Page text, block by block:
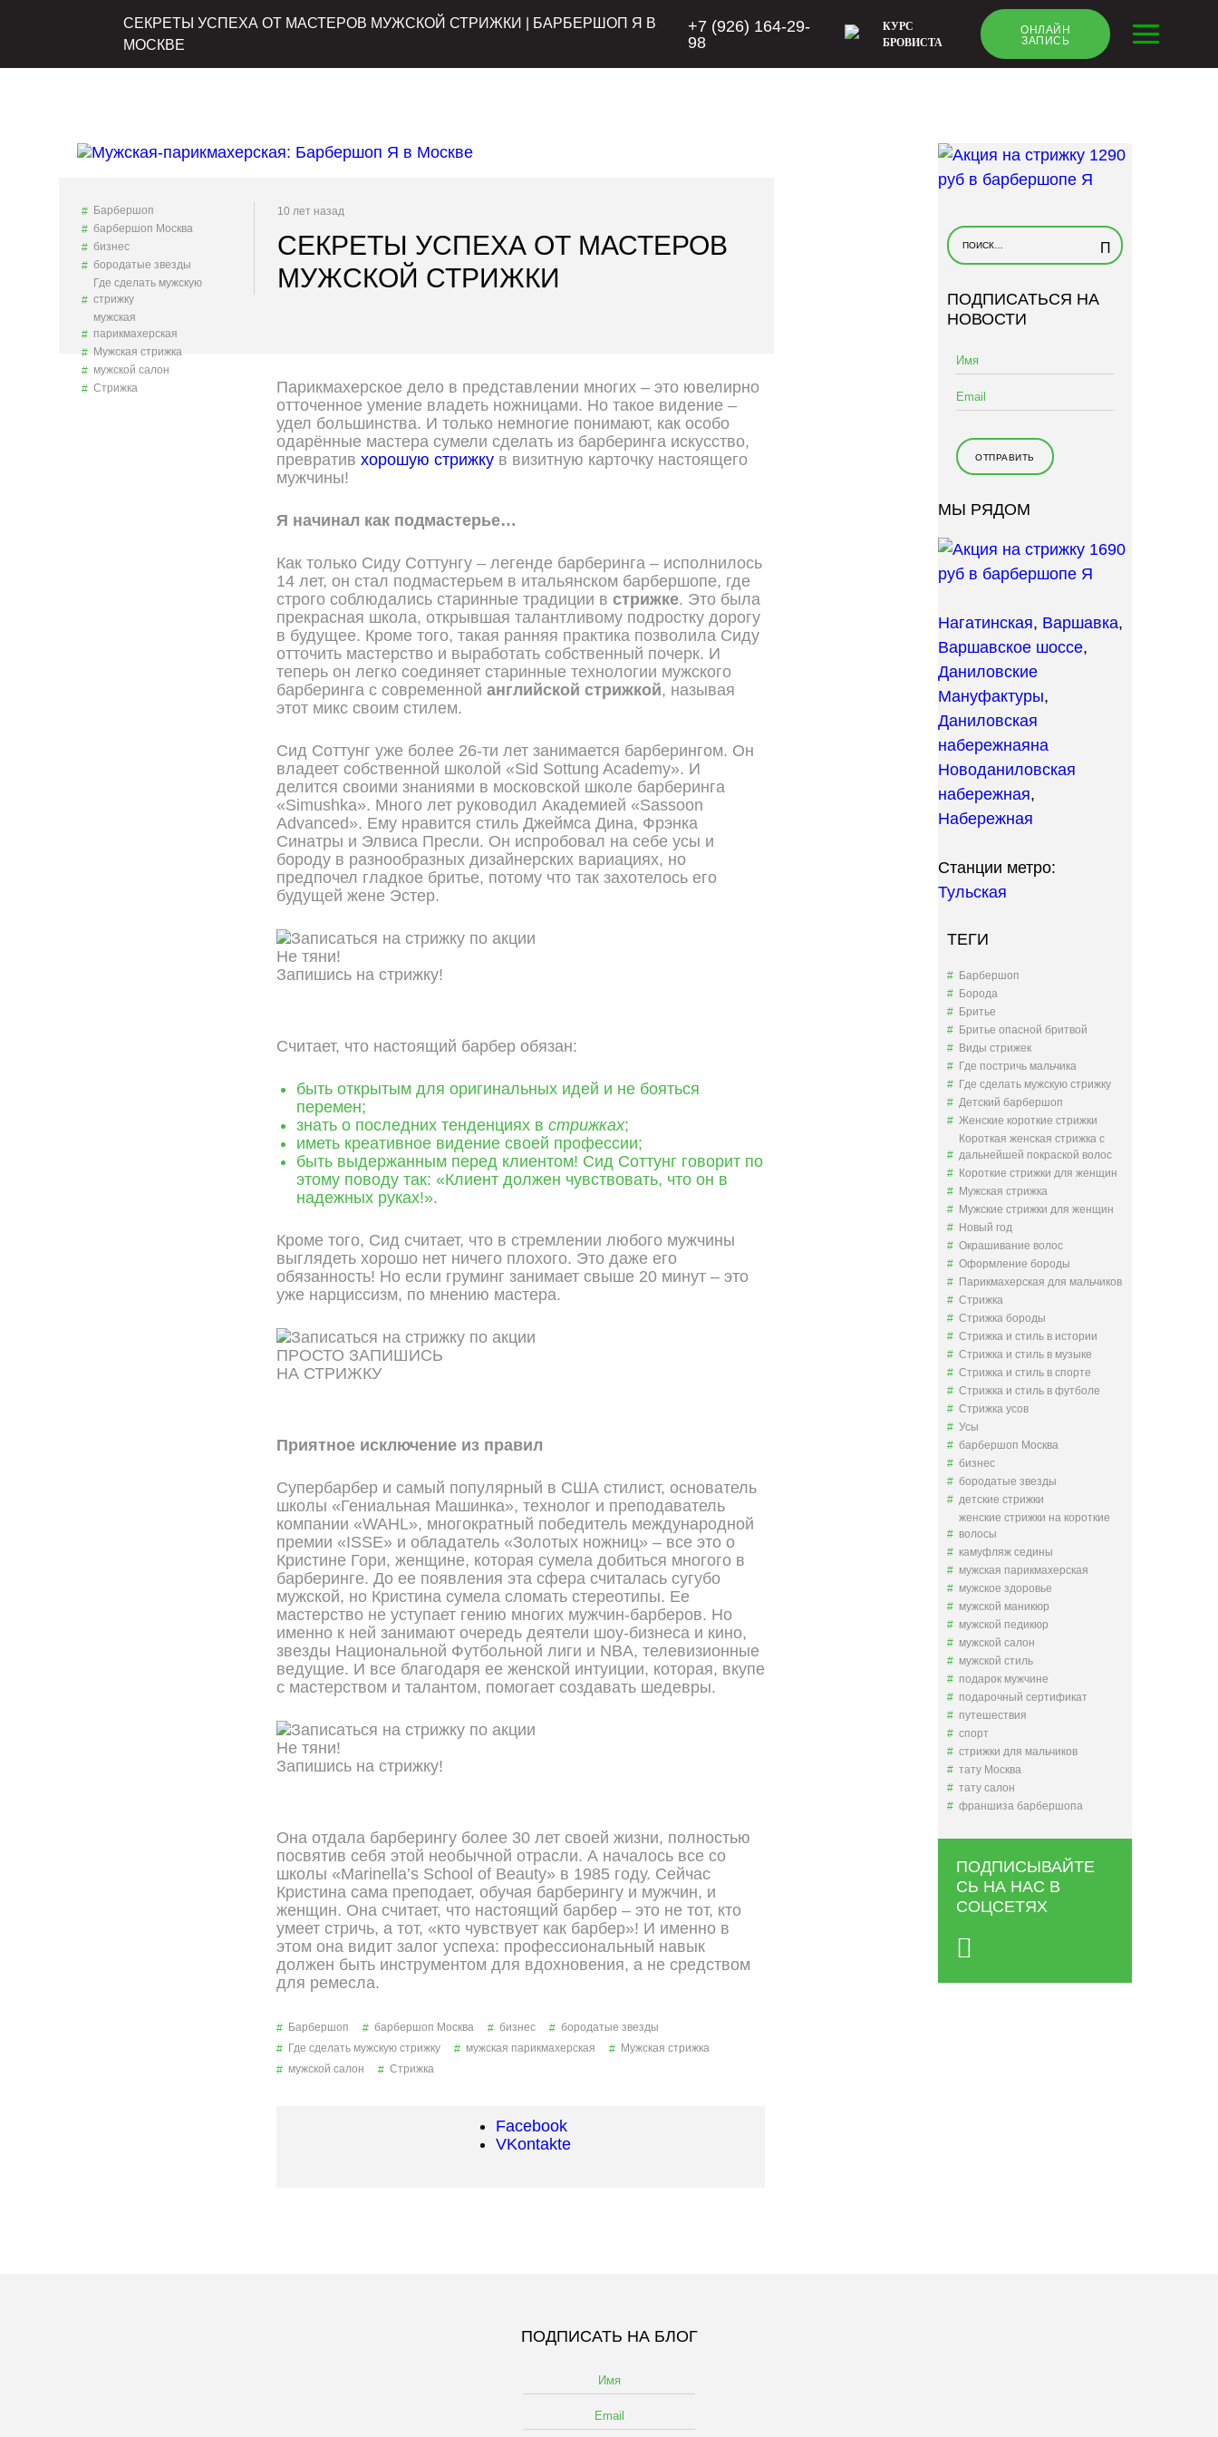
СЕКРЕТЫ УСПЕХА ОТ МАСТЕРОВ МУЖСКОЙ СТРИЖКИ | БАРБЕРШОП Я В
МОСКВЕ
+7 (926) 164-29-
98
КУРС
БРОВИСТА
ОНЛАЙН
ЗАПИСЬ
Барбершоп
барбершоп Москва
бизнес
бородатые звезды
Где сделать мужскую
стрижку
мужская
парикмахерская
Мужская стрижка
мужской салон
Стрижка
10 лет назад
СЕКРЕТЫ УСПЕХА ОТ МАСТЕРОВ
МУЖСКОЙ СТРИЖКИ
Парикмахерское дело в представлении многих – это ювелирно
отточенное умение владеть ножницами. Но такое видение –
удел большинства. И только немногие понимают, как особо
одарённые мастера сумели сделать из барберинга искусство,
превратив хорошую стрижку в визитную карточку настоящего
мужчины!
Я начинал как подмастерье…
Как только Сиду Соттунгу – легенде барберинга – исполнилось
14 лет, он стал подмастерьем в итальянском барбершопе, где
строго соблюдались старинные традиции в стрижке. Это была
прекрасная школа, открывшая талантливому подростку дорогу
в будущее. Кроме того, такая ранняя практика позволила Сиду
отточить мастерство и выработать собственный почерк. И
теперь он легко соединяет старинные технологии мужского
барберинга с современной английской стрижкой, называя
этот микс своим стилем.
Сид Соттунг уже более 26-ти лет занимается барберингом. Он
владеет собственной школой «Sid Sottung Academy». И
делится своими знаниями в московской школе барберинга
«Simushka». Много лет руководил Академией «Sassoon
Advanced». Ему нравится стиль Джеймса Дина, Фрэнка
Синатры и Элвиса Пресли. Он испробовал на себе усы и
бороду в разнообразных дизайнерских вариациях, но
предпочел гладкое бритье, потому что так захотелось его
будущей жене Эстер.
Не тяни!
Запишись на стрижку!
Считает, что настоящий барбер обязан:
быть открытым для оригинальных идей и не бояться
перемен;
знать о последних тенденциях в стрижках;
иметь креативное видение своей профессии;
быть выдержанным перед клиентом! Сид Соттунг говорит по
этому поводу так: «Клиент должен чувствовать, что он в
надежных руках!».
Кроме того, Сид считает, что в стремлении любого мужчины
выглядеть хорошо нет ничего плохого. Это даже его
обязанность! Но если груминг занимает свыше 20 минут – это
уже нарциссизм, по мнению мастера.
ПРОСТО ЗАПИШИСЬ
НА СТРИЖКУ
Приятное исключение из правил
Супербарбер и самый популярный в США стилист, основатель
школы «Гениальная Машинка», технолог и преподаватель
компании «WAHL», многократный победитель международной
премии «ISSE» и обладатель «Золотых ножниц» – все это о
Кристине Гори, женщине, которая сумела добиться многого в
барберинге. До ее появления эта сфера считалась сугубо
мужской, но Кристина сумела сломать стереотипы. Ее
мастерство не уступает гению многих мужчин-барберов. Но
именно к ней занимают очередь деятели шоу-бизнеса и кино,
звезды Национальной Футбольной лиги и NBA, телевизионные
ведущие. И все благодаря ее женской интуиции, которая, вкупе
с мастерством и талантом, помогает создавать шедевры.
Не тяни!
Запишись на стрижку!
Она отдала барберингу более 30 лет своей жизни, полностью
посвятив себя этой необычной отрасли. А началось все со
школы «Marinella’s School of Beauty» в 1985 году. Сейчас
Кристина сама преподает, обучая барберингу и мужчин, и
женщин. Она считает, что настоящий барбер – это не тот, кто
умеет стричь, а тот, «кто чувствует как барбер»! И именно в
этом она видит залог успеха: профессиональный навык
должен быть инструментом для вдохновения, а не средством
для ремесла.
Барбершоп барбершоп Москва бизнес
бородатые звезды
Где сделать мужскую стрижку
мужская парикмахерская
Мужская стрижка
мужской салон
Стрижка
Facebook
VKontakte
Н
а
т
ПОДПИСАТЬСЯ НА
НОВОСТИ
МЫ РЯДОМ
Нагатинская, Варшавка,
Варшавское шоссе,
Даниловские
Мануфактуры,
Даниловская
набережнаяна
Новоданиловская
набережная,
Набережная
Станции метро:
Тульская
ТЕГИ
Барбершоп
Борода
Бритье
Бритье опасной бритвой
Виды стрижек
Где постричь мальчика
Где сделать мужскую стрижку
Детский барбершоп
Женские короткие стрижки
Короткая женская стрижка с
дальнейшей покраской волос
Короткие стрижки для женщин
Мужская стрижка
Мужские стрижки для женщин
Новый год
Окрашивание волос
Оформление бороды
Парикмахерская для мальчиков
Стрижка
Стрижка бороды
Стрижка и стиль в истории
Стрижка и стиль в музыке
Стрижка и стиль в спорте
Стрижка и стиль в футболе
Стрижка усов
Усы
барбершоп Москва
бизнес
бородатые звезды
детские стрижки
женские стрижки на короткие
волосы
камуфляж седины
мужская парикмахерская
мужское здоровье
мужской маникюр
мужской педикюр
мужской салон
мужской стиль
подарок мужчине
подарочный сертификат
путешествия
спорт
стрижки для мальчиков
тату Москва
тату салон
франшиза барбершопа
ПОДПИСЫВАЙТЕ
СЬ НА НАС В
СОЦСЕТЯХ
ПОДПИСАТЬ НА БЛОГ